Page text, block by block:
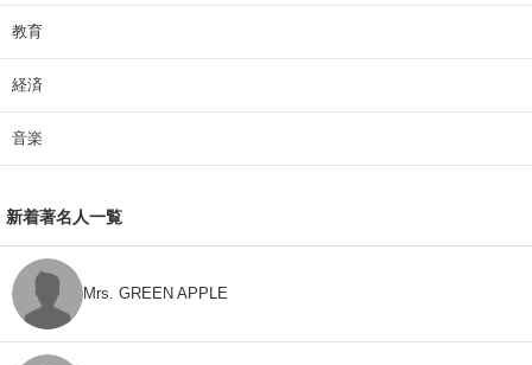
教育
経済
音楽
新着著名人一覧
Mrs. GREEN APPLE